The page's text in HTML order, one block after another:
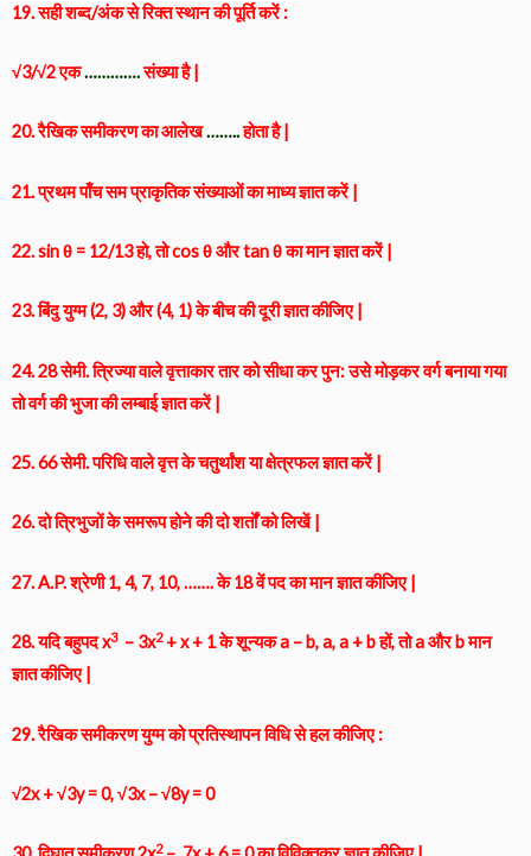
19. सही शब्द/अंक से रिक्त स्थान की पूर्ति करें :
√3/√2 एक………….संख्या है |
20. रैखिक समीकरण का आलेख……..होता है |
21. प्रथम पाँच सम प्राकृतिक संख्याओं का माध्य ज्ञात करें |
22. sin θ = 12/13 हो, तो cos θ और tan θ का मान ज्ञात करें |
23. बिंदु युग्म (2, 3) और (4, 1) के बीच की दूरी ज्ञात कीजिए |
24. 28 सेमी. त्रिज्या वाले वृत्ताकार तार को सीधा कर पुन: उसे मोड़कर वर्ग बनाया गया
तो वर्ग की भुजा की लम्बाई ज्ञात करें |
25. 66 सेमी. परिधि वाले वृत्त के चतुर्थांश या क्षेत्रफल ज्ञात करें |
26. दो त्रिभुजों के समरूप होने की दो शर्तों को लिखें |
27. A.P. श्रेणी 1, 4, 7, 10, ……. के 18 वें पद का मान ज्ञात कीजिए |
28. यदि बहुपद x3– 3x2+ x + 1 के शून्यक a – b, a, a + b हों, तो a और b मान
ज्ञात कीजिए |
29. रैखिक समीकरण युग्म को प्रतिस्थापन विधि से हल कीजिए :
√2x + √3y = 0, √3x – √8y = 0
2